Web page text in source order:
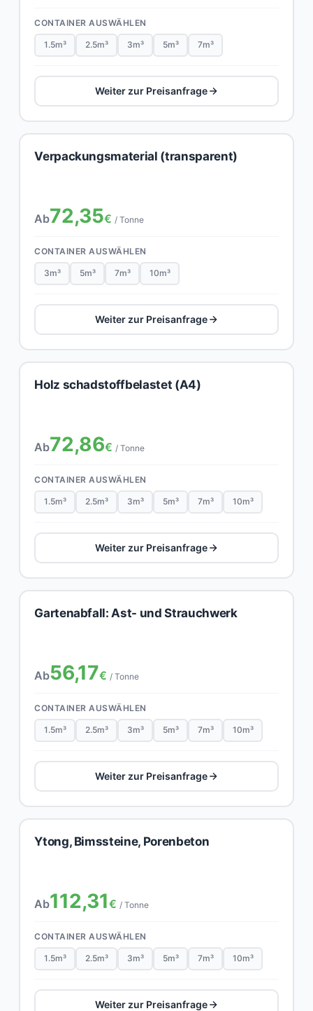
CONTAINER AUSWÄHLEN
1.5m³ 2.5m³ 3m³ 5m³ 7m³
Weiter zur Preisanfrage
Verpackungsmaterial (transparent)
Ab72,35€ / Tonne
CONTAINER AUSWÄHLEN
3m³ 5m³ 7m³ 10m³
Weiter zur Preisanfrage
Holz schadstoffbelastet (A4)
Ab72,86€ / Tonne
CONTAINER AUSWÄHLEN
1.5m³ 2.5m³ 3m³ 5m³ 7m³ 10m³
Weiter zur Preisanfrage
Gartenabfall: Ast- und Strauchwerk
Ab56,17€ / Tonne
CONTAINER AUSWÄHLEN
1.5m³ 2.5m³ 3m³ 5m³ 7m³ 10m³
Weiter zur Preisanfrage
Ytong, Bimssteine, Porenbeton
Ab112,31€ / Tonne
CONTAINER AUSWÄHLEN
1.5m³ 2.5m³ 3m³ 5m³ 7m³ 10m³
Weiter zur Preisanfrage